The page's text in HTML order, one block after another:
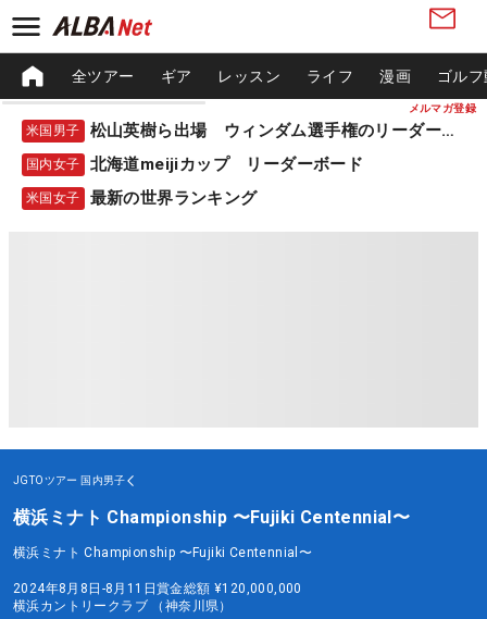
メルマガ登録
全ツアー ギア レッスン ライフ 漫画 ゴル
米国男子 松山英樹ら出場 ウィンダム選手権のリーダーボード
国内女子 北海道meijiカップ リーダーボード
米国女子 最新の世界ランキング
JGTOツアー 国内男子
横浜ミナト Championship 〜Fujiki Centennial〜
横浜ミナト Championship 〜Fujiki Centennial〜
2024年8月8日-8月11日賞金総額 ¥120,000,000
横浜カントリークラブ （神奈川県）